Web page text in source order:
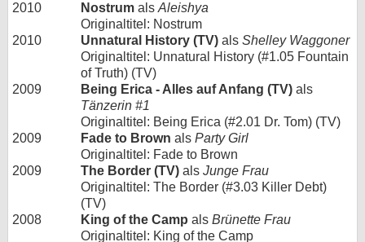
2010
Nostrum als Aleishya
Originaltitel: Nostrum
2010
Unnatural History (TV) als Shelley Waggoner
Originaltitel: Unnatural History (#1.05 Fountain
of Truth) (TV)
2009
Being Erica - Alles auf Anfang (TV) als
Tänzerin #1
Originaltitel: Being Erica (#2.01 Dr. Tom) (TV)
2009
Fade to Brown als Party Girl
Originaltitel: Fade to Brown
2009
The Border (TV) als Junge Frau
Originaltitel: The Border (#3.03 Killer Debt)
(TV)
2008
King of the Camp als Brünette Frau
Originaltitel: King of the Camp